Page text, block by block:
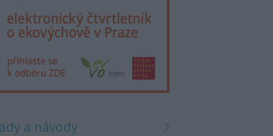
a návody